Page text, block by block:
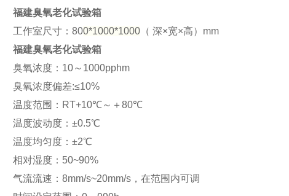
福建臭氧老化试验箱
工作室尺寸：800*1000*1000（ 深×宽×高）mm
福建臭氧老化试验箱
臭氧浓度：10～1000pphm
臭氧浓度偏差:≤10%
温度范围：RT+10℃～＋80℃
温度波动度：±0.5℃
温度均匀度：±2℃
相对湿度：50~90%
气流流速：8mm/s~20mm/s，在范围内可调